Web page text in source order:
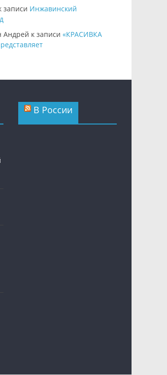
записи Инжавинский
Андрей к записи «КРАСИВКА
В России